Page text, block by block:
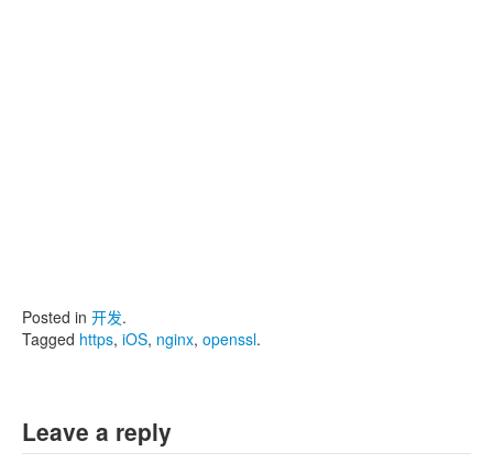
Posted in 开发.
Tagged https, iOS, nginx, openssl.
Leave a reply